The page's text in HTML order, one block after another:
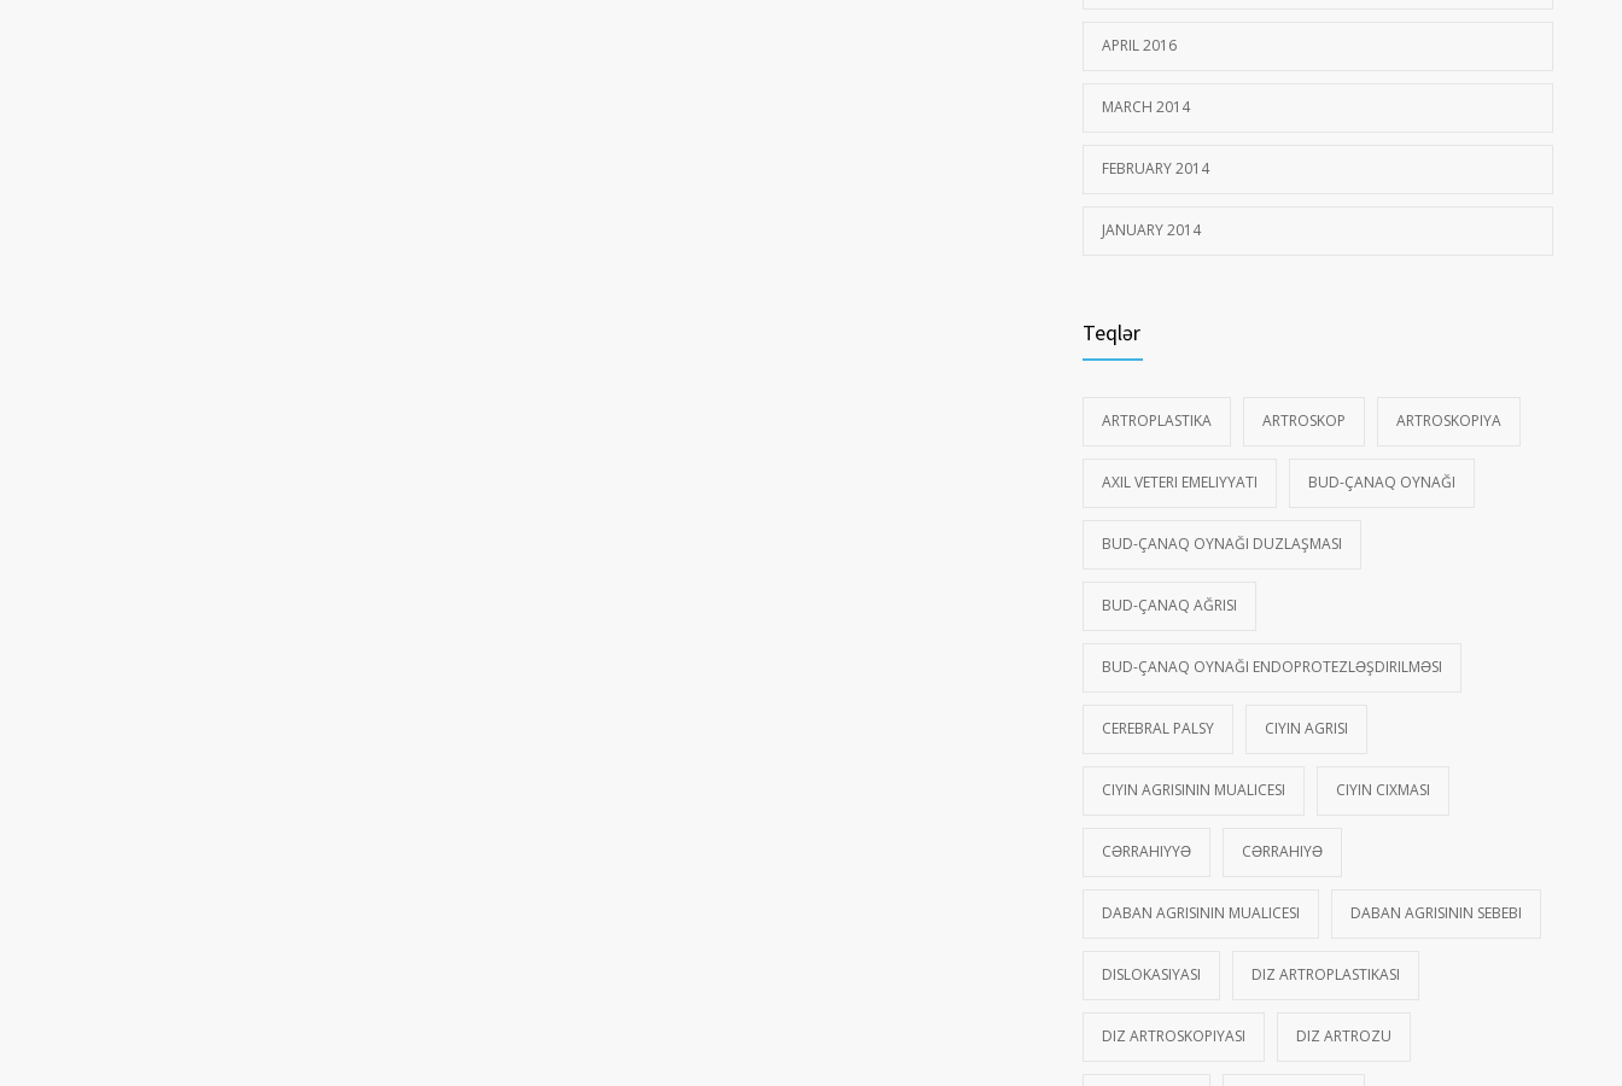
APRIL 2016
MARCH 2014
FEBRUARY 2014
JANUARY 2014
Teqlər
ARTROPLASTIKA ARTROSKOP ARTROSKOPIYA
AXIL VETERI EMELIYYATI BUD-ÇANAQ OYNAĞI
BUD-ÇANAQ OYNAĞI DUZLAŞMASI
BUD-ÇANAQ AĞRISI
BUD-ÇANAQ OYNAĞI ENDOPROTEZLƏŞDIRILMƏSI
CEREBRAL PALSY CIYIN AGRISI
CIYIN AGRISININ MUALICESI CIYIN CIXMASI
CƏRRAHIYYƏ CƏRRAHIYƏ
DABAN AGRISININ MUALICESI DABAN AGRISININ SEBEBI
DISLOKASIYASI DIZ ARTROPLASTIKASI
DIZ ARTROSKOPIYASI DIZ ARTROZU